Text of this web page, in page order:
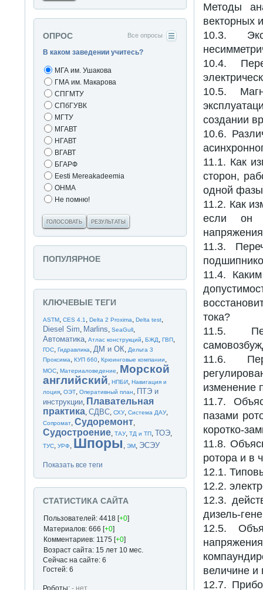
Методы
векторных
10.3.
10.4.
10.5.
создании
10.6.
11.1. Как
сторон,
одной
11.2. Как
если он
11.3.
11.4.
тока?
11.5.
11.6.
изменение
11.7.
пазами
коротко-
11.8.
ротора и в
12.1.
12.2.
12.3.
дизель-
12.5.
величине и
12.7.
ОПРОС Все опросы
В каком заведении учитесь?
МГА им. Ушакова
ГМА им. Макарова
СПГМТУ
СПбГУВК
МГТУ
МГАВТ
НГАВТ
ВГАВТ
БГАРФ
Eesti Mereakadeemia
ОНМА
Не помню!
ГОЛОСОВАТЬ РЕЗУЛЬТАТЫ
ПОПУЛЯРНОЕ
КЛЮЧЕВЫЕ ТЕГИ
ASTM,CES 4.1,Delta 2 Proxima,Delta test,
Diesel Sim, Marlins,SeaGull,
Автоматика,Атлас конструкций,БЖД,ГВП,
ГОС,Гидравлика,ДМ и ОК,Дельта 3
Проксима,КУП 660,Крюинговые компании,
МОС,Материаловедение, Морской
английский,НПБИ,Навигация и
лоция,ОЭТ,Оперативный план, ПТЭ и
инструкции, Плавательная
практика,СДВС,СХУ,Система ДАУ,
Сопромат,Судоремонт,
Судостроение,ТАУ,ТД и ТП, ТОЭ,
ТУС,УРФ, Шпоры ,ЭМ, ЭСЭУ
Показать все теги
СТАТИСТИКА САЙТА
Пользователей: 4418 [+0]
Материалов: 666 [+0]
Комментариев: 1175 [+0]
Возраст сайта: 15 лет 10 мес.
Сейчас на сайте: 6
Гостей: 6